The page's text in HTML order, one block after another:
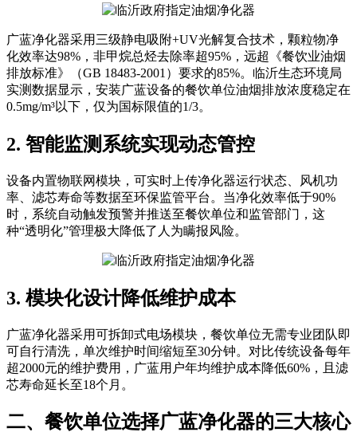
广蓝净化器采用三级静电吸附+UV光解复合技术，颗粒物净
化效率达98%，非甲烷总烃去除率超95%，远超《餐饮业油烟
排放标准》（GB 18483-2001）要求的85%。临沂生态环境局
实测数据显示，安装广蓝设备的餐饮单位油烟排放浓度稳定在
0.5mg/m³以下，仅为国标限值的1/3。
2. 智能监测系统实现动态管控
设备内置物联网模块，可实时上传净化器运行状态、风机功
率、滤芯寿命等数据至环保监管平台。当净化效率低于90%
时，系统自动触发预警并推送至餐饮单位和监管部门，这
种“透明化”管理极大降低了人为瞒报风险。
3. 模块化设计降低维护成本
广蓝净化器采用可拆卸式电场模块，餐饮单位无需专业团队即
可自行清洗，单次维护时间缩短至30分钟。对比传统设备每年
超2000元的维护费用，广蓝用户年均维护成本降低60%，且滤
芯寿命延长至18个月。
二、餐饮单位选择广蓝净化器的三大核心